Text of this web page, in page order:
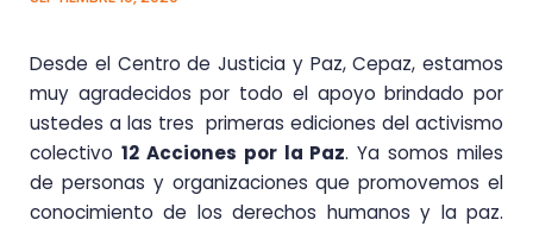
Desde el Centro de Justicia y Paz, Cepaz, estamos
muy agradecidos por todo el apoyo brindado por
ustedes a las tres primeras ediciones del activismo
colectivo 12 Acciones por la Paz. Ya somos miles
de personas y organizaciones que promovemos el
conocimiento de los derechos humanos y la paz.